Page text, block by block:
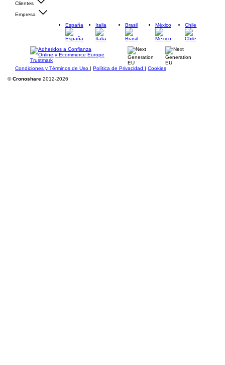
Clientes
Empresa
España
Italia Brasil México Chile
Condiciones y Términos de Uso | Política de Privacidad | Cookies
©Cronoshare 2012-2026